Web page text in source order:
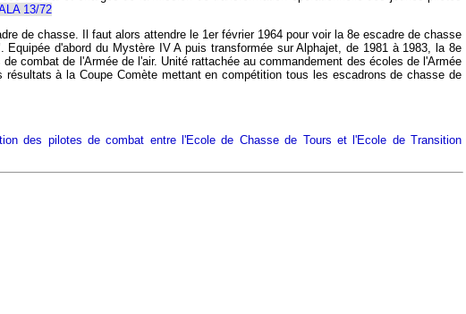
13/72
de chasse. Il faut alors attendre le 1er février 1964 pour voir la 8e escadre de chasse
d'abord du Mystère IV A puis transformée sur Alphajet, de 1981 à 1983, la 8e
combat de l'Armée de l'air. Unité rattachée au commandement des écoles de l'Armée
à la Coupe Comète mettant en compétition tous les escadrons de chasse de
des pilotes de combat entre l'Ecole de Chasse de Tours et l'Ecole de Transition